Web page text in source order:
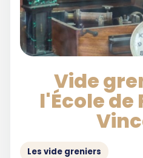
Vide
l'École de
Les vide greniers